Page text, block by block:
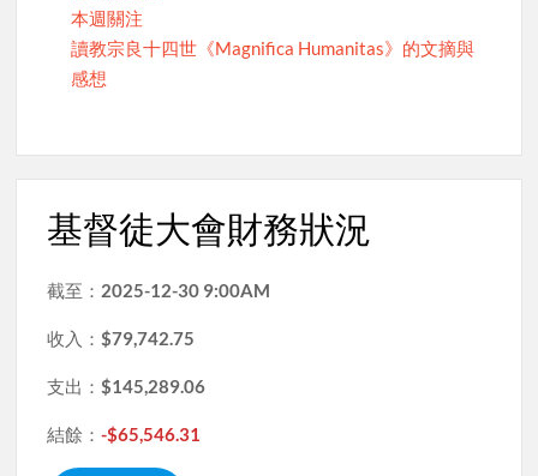
本週關注
讀教宗良十四世《Magnifica Humanitas》的文摘與
感想
基督徒大會財務狀況
截至： 2025-12-30 9:00AM
收入：$79,742.75
支出：$145,289.06
結餘：-$65,546.31